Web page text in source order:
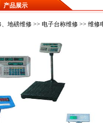
产品展示
地磅维修>> 电子台称维修>> 维修